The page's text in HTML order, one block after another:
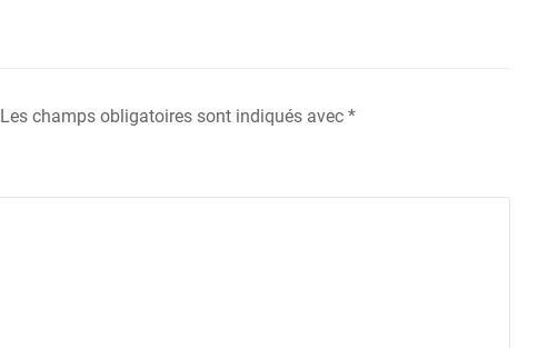
Les champs obligatoires sont indiqués avec *